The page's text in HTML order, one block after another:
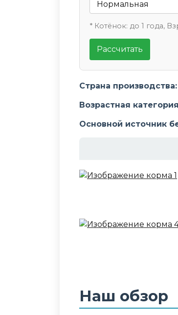
* Котёнок: до 1 года,
Рассчитать
Страна производства:
Возрастная
Основной источник
Состав корма
кислота, сорбат
Белок 23%, жир 21%,
фосфор 0,3-0,45%
Наш обзор